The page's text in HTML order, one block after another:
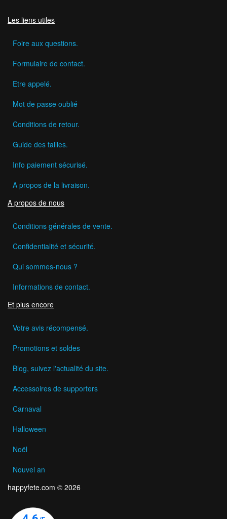
Les liens utiles
Foire aux questions.
Formulaire de contact.
Etre appelé.
Mot de passe oublié
Conditions de retour.
Guide des tailles.
Info paiement sécurisé.
A propos de la livraison.
A propos de nous
Conditions générales de vente.
Confidentialité et sécurité.
Qui sommes-nous ?
Informations de contact.
Et plus encore
Votre avis récompensé.
Promotions et soldes
Blog, suivez l'actualité du site.
Accessoires de supporters
Carnaval
Halloween
Noël
Nouvel an
happyfete.com © 2026